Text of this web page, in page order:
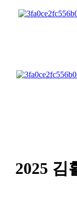
2025 김